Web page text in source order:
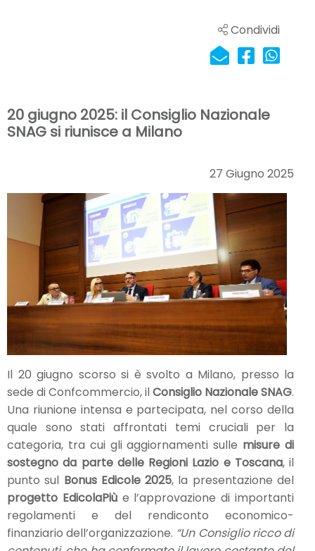
Condividi
20 giugno 2025: il Consiglio Nazionale
SNAG si riunisce a Milano
27 Giugno 2025
Il 20 giugno scorso si è svolto a Milano, presso la
sede di Confcommercio, ilConsiglio Nazionale SNAG.
Una riunione intensa e partecipata, nel corso della
quale sono stati affrontati temi cruciali per la
categoria, tra cui gli aggiornamenti sulle misure di
sostegno da parte delle Regioni Lazio e Toscana, il
punto sul Bonus Edicole 2025, la presentazione del
progetto EdicolaPiùe l’approvazione di importanti
regolamenti e del rendiconto economico-
finanziario dell’organizzazione. “Un Consiglio ricco di